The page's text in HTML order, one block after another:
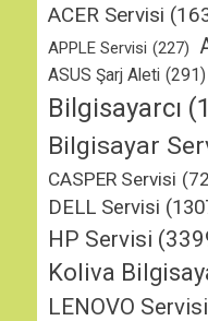
ACER Servisi
APPLE Servisi (227)
ASUS Şarj Aleti (291)
Bilgisayarcı
Bilgisayar
CASPER Servisi
DELL Servisi
HP Servisi
Koliva
LENOVO Servisi